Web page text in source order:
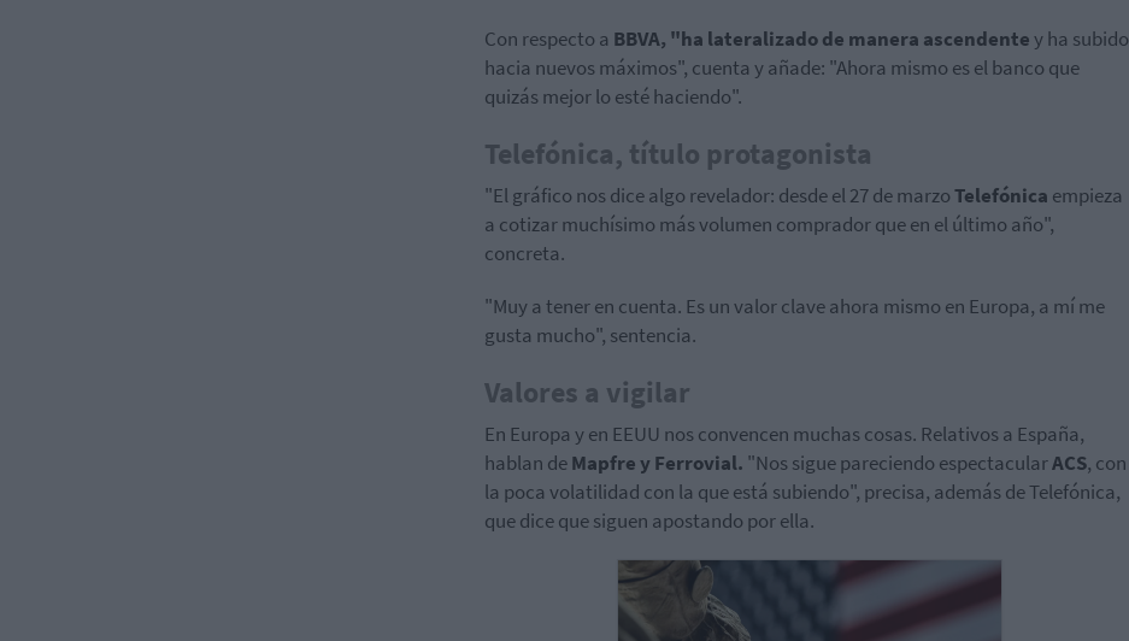
Con respecto a BBVA, "ha lateralizado de manera ascendentey ha subido
hacia nuevos máximos", cuenta y añade: "Ahora mismo es el banco que
quizás mejor lo esté haciendo".
Telefónica, título protagonista
"El gráfico nos dice algo revelador: desde el 27 de marzoTelefónica empieza
a cotizar muchísimo más volumen comprador que en el último año",
concreta.
"Muy a tener en cuenta. Es un valor clave ahora mismo en Europa, a mí me
gusta mucho", sentencia.
Valores a vigilar
En Europa y en EEUU nos convencen muchas cosas. Relativos a España,
hablan deMapfre y Ferrovial. "Nos sigue pareciendo espectacularACS, con
la poca volatilidad con la que está subiendo", precisa, además de Telefónica,
que dice que siguen apostando por ella.